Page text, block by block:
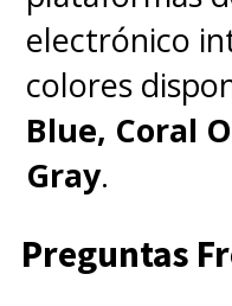
electrónico
colores
Blue, Coral
Gray.
Preguntas